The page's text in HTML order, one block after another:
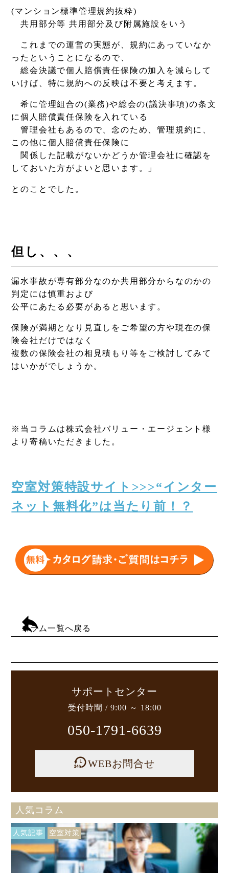
(マンション標準管理規約抜粋)
共用部分等 共用部分及び附属施設をいう
これまでの運営の実態が、規約にあっていなか
ったということになるので、
総会決議で個人賠償責任保険の加入を減らして
いけば、特に規約への反映は不要と考えます。
希に管理組合の(業務)や総会の(議決事項)の条文
に個人賠償責任保険を入れている
管理会社もあるので、念のため、管理規約に、
この他に個人賠償責任保険に
関係した記載がないかどうか管理会社に確認を
しておいた方がよいと思います。」
とのことでした。
但し、、、
漏水事故が専有部分なのか共用部分からなのかの
判定には慎重および
公平にあたる必要があると思います。
保険が満期となり見直しをご希望の方や現在の保
険会社だけではなく
複数の保険会社の相見積もり等をご検討してみて
はいかがでしょうか。
※当コラムは株式会社バリュー・エージェント様
より寄稿いただきました。
空室対策特設サイト>>>“インター
ネット無料化”は当たり前！？
コラム一覧へ戻る
サポートセンター
受付時間 / 9:00 ～ 18:00
050-1791-6639
WEBお問合せ
人気コラム
人気記事 空室対策